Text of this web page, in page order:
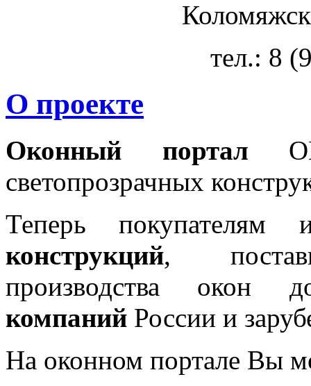
тел.: 8
О проекте
Оконный портал
светопрозрачных
Теперь покупателям
конструкций,
производства окон
компаний России и
На оконном портале Вы